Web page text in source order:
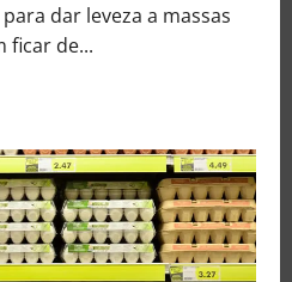
dar leveza a massas
ficar de...